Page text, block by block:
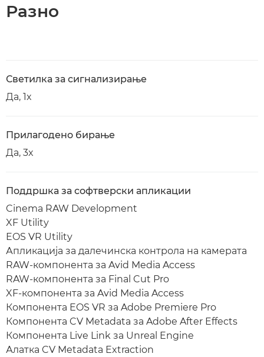
Разно
Светилка за сигнализирање
Да, 1x
Прилагодено бирање
Да, 3x
Поддршка за софтверски апликации
Cinema RAW Development
XF Utility
EOS VR Utility
Апликација за далечинска контрола на камерата
RAW-компонента за Avid Media Access
RAW-компонента за Final Cut Pro
XF-компонента за Avid Media Access
Компонента EOS VR за Adobe Premiere Pro
Компонента CV Metadata за Adobe After Effects
Компонента Live Link за Unreal Engine
Алатка CV Metadata Extraction